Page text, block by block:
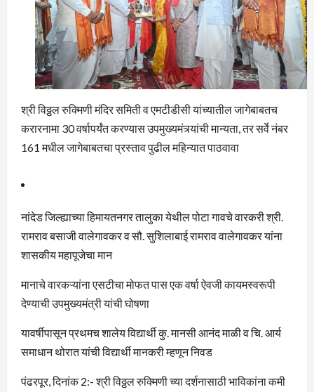
श्री विठ्ठल रुक्मिणी मंदिर समिती व एमटीडीसी यांच्यातील जागेबाबतच
करारनामा 30 वर्षापर्यंत करण्यास उपमुख्यमंत्र्यांची मान्यता, तर सर्वे नंबर
161 मधील जागेबाबतचा प्रस्ताव पुढील महिन्यात पाठवावा
नांदेड जिल्ह्याच्या हिमायतनगर तालुका येथील पोटा गावचे वारकरी श्री.
रामराव बसाजी वालेगावकर व सौ. सुशिलाबाई रामराव वालेगावकर यांना
शासकीय महापूजेचा मान
मानाचे वारकऱ्यांना एसटीचा मोफत पास एक वर्षा ऐवजी कायमस्वरूपी
देण्याची उपमुख्यमंत्री यांची घोषणा
यावर्षीपासून प्रथमच शालेय विद्यार्थी कु. मानसी आनंद माळी व चि. आर्य
समाधान थोरात यांची विद्यार्थी मानकरी म्हणून निवड
पंढरपूर, दिनांक 2:- श्री विठ्ठल रुक्मिणी च्या दर्शनासाठी भाविकांना कमी